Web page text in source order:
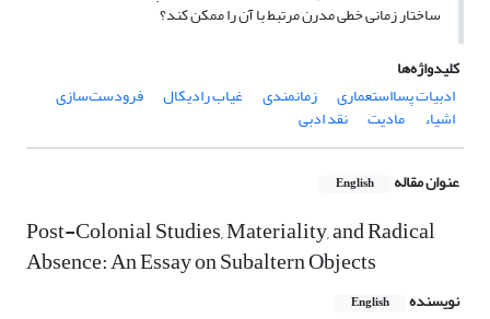
ساختار زمانی خطی مدرن مرتبط با آن را ممکن کند؟
کلیدواژه‌ها
ادبیات پسااستعماری
زمانمندی غیاب رادیکال فرودست‌سازی
اشیاء مادیت نقد ادبی
عنوان مقاله English
Post-Colonial Studies, Materiality, and Radical
Absence: An Essay on Subaltern Objects
نویسنده English